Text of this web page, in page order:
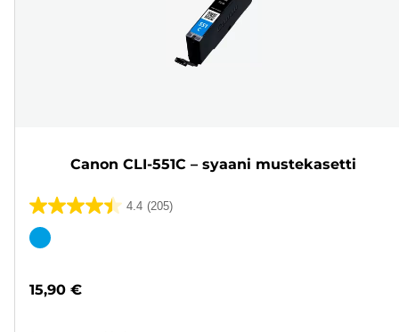
Canon CLI-551C – syaani mustekasetti
4.4 (205)
4.4/5
tähteä.
Värikasetti
15,90 €